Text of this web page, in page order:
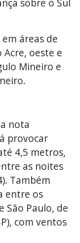
sobre o Sul
áreas de
oeste e
Mineiro e
nota
provocar
4,5 metros,
as noites
Também
entre os
São Paulo, de
com ventos